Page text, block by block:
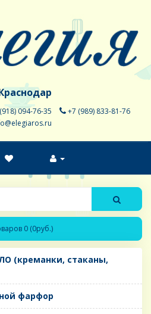
094-76-35
+7 (989) 833-81-76
0 (0руб.)
(креманки, стаканы,
фарфор